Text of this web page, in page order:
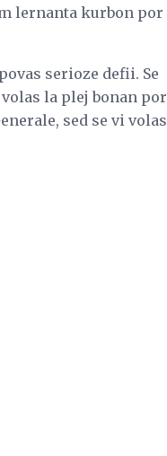
lernanta kurbon por
serioze defii. Se
la plej bonan por
sed se vi volas